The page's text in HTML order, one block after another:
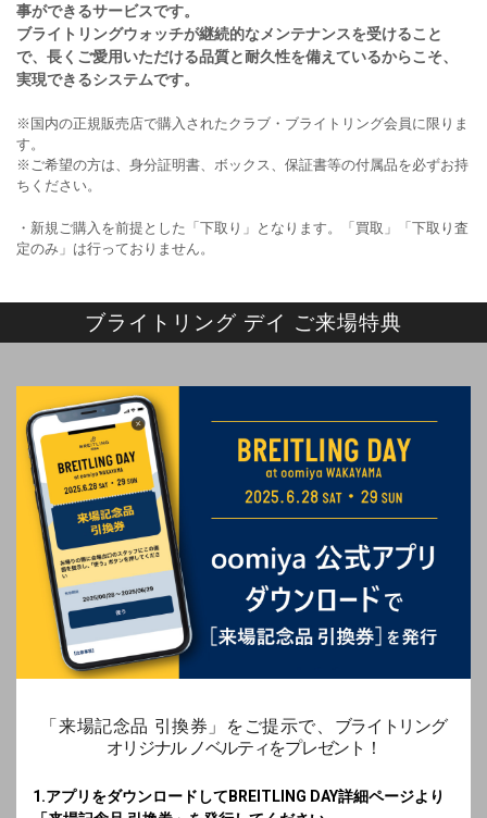
事ができるサービスです。
ブライトリングウォッチが継続的なメンテナンスを受けること
で、長くご愛用いただける品質と耐久性を備えているからこそ、
実現できるシステムです。
※国内の正規販売店で購入されたクラブ・ブライトリング会員に限りま
す。
※ご希望の方は、身分証明書、ボックス、保証書等の付属品を必ずお持
ちください。
・新規ご購入を前提とした「下取り」となります。「買取」「下取り査
定のみ」は行っておりません。
ブライトリング デイ ご来場特典
「来場記念品 引換券」をご提示で、 ブライトリング
オリジナル ノベルティをプレゼント！
1.アプリをダウンロードしてBREITLING DAY詳細ページより